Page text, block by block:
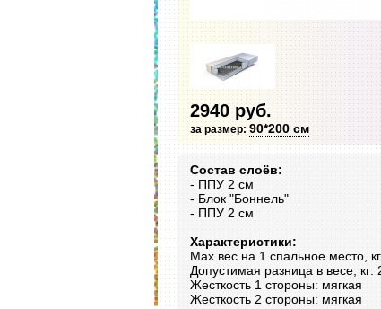
2940 руб.
за размер: 90*200 см
Состав слоёв:
- ППУ 2 см
- Блок "Боннель"
- ППУ 2 см
Характеристики:
Max вес на 1 спальное место,
Допустимая разница в весе, кг:
Жесткость 1 стороны: мягкая
Жесткость 2 стороны: мягкая